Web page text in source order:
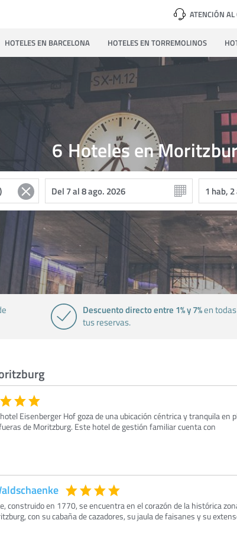
ATENCIÓN AL
HOTELES EN BARCELONA HOTELES EN TORREMOLINOS
Hoteles en
6
Descuento directo entre 1% y 7%en todas
tus reservas.
Eisenberger Hof goza de una ubicación céntrica y tranquila en
de Moritzburg. Este hotel de gestión familiar cuenta con
construido en 1770, se encuentra en el corazón de la histórica
con su cabaña de cazadores, su jaula de faisanes y su